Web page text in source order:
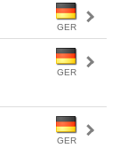
GER
GER
GER